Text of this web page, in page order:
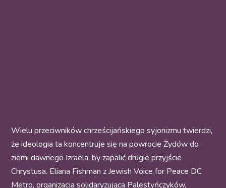
Wielu przeciwników chrześcijańskiego syjonizmu twierdzi,
że ideologia ta koncentruje się na powrocie Żydów do
ziemi dawnego Izraela, by zapalić drugie przyjście
Chrystusa. Eliana Fishman z Jewish Voice for Peace DC
Metro, organizacja solidaryzująca Palestyńczyków,